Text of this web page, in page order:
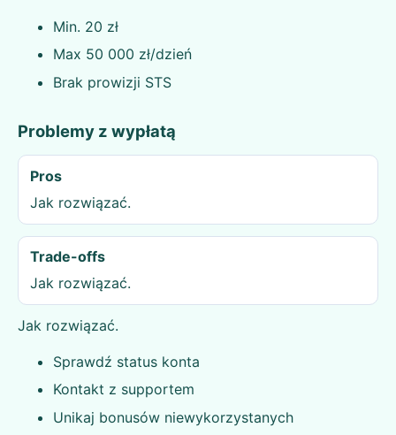
Min. 20 zł
Max 50 000 zł/dzień
Brak prowizji STS
Problemy z wypłatą
Pros
Jak rozwiązać.
Trade-offs
Jak rozwiązać.
Jak rozwiązać.
Sprawdź status konta
Kontakt z supportem
Unikaj bonusów niewykorzystanych